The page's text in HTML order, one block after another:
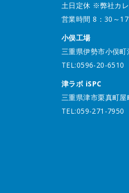
土日定休 ※弊社カ
営業時間 8：30～
小俣工場
三重県伊勢市小俣町
TEL:0596-20-6510
津ラボ iSPC
三重県津市栗真町屋
TEL:059-271-7950